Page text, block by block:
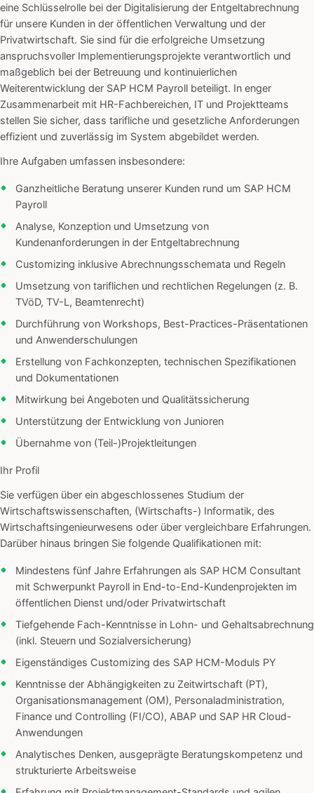
eine Schlüsselrolle bei der Digitalisierung der Entgeltabrechnung
für unsere Kunden in der öffentlichen Verwaltung und der
Privatwirtschaft. Sie sind für die erfolgreiche Umsetzung
anspruchsvoller Implementierungsprojekte verantwortlich und
maßgeblich bei der Betreuung und kontinuierlichen
Weiterentwicklung der SAP HCM Payroll beteiligt. In enger
Zusammenarbeit mit HR-Fachbereichen, IT und Projektteams
stellen Sie sicher, dass tarifliche und gesetzliche Anforderungen
effizient und zuverlässig im System abgebildet werden.
Ihre Aufgaben umfassen insbesondere:
Ganzheitliche Beratung unserer Kunden rund um SAP HCM
Payroll
Analyse, Konzeption und Umsetzung von
Kundenanforderungen in der Entgeltabrechnung
Customizing inklusive Abrechnungsschemata und Regeln
Umsetzung von tariflichen und rechtlichen Regelungen (z. B.
TVöD, TV-L, Beamtenrecht)
Durchführung von Workshops, Best-Practices-Präsentationen
und Anwenderschulungen
Erstellung von Fachkonzepten, technischen Spezifikationen
und Dokumentationen
Mitwirkung bei Angeboten und Qualitätssicherung
Unterstützung der Entwicklung von Junioren
Übernahme von (Teil-)Projektleitungen
Ihr Profil
Sie verfügen über ein abgeschlossenes Studium der
Wirtschaftswissenschaften, (Wirtschafts-) Informatik, des
Wirtschaftsingenieurwesens oder über vergleichbare Erfahrungen.
Darüber hinaus bringen Sie folgende Qualifikationen mit:
Mindestens fünf Jahre Erfahrungen als SAP HCM Consultant
mit Schwerpunkt Payroll in End-to-End-Kundenprojekten im
öffentlichen Dienst und/oder Privatwirtschaft
Tiefgehende Fach-Kenntnisse in Lohn- und Gehaltsabrechnung
(inkl. Steuern und Sozialversicherung)
Eigenständiges Customizing des SAP HCM-Moduls PY
Kenntnisse der Abhängigkeiten zu Zeitwirtschaft (PT),
Organisationsmanagement (OM), Personaladministration,
Finance und Controlling (FI/CO), ABAP und SAP HR Cloud-
Anwendungen
Analytisches Denken, ausgeprägte Beratungskompetenz und
strukturierte Arbeitsweise